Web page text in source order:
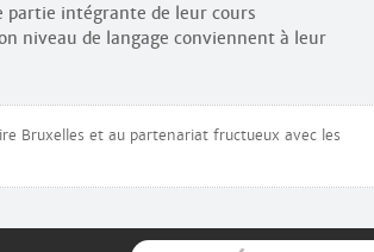
intégrante de leur cours
niveau de langage conviennent à leur
Bruxelles et au partenariat fructueux avec les